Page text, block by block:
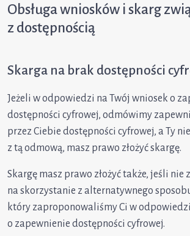
Obsługa wniosków i skarg
z dostępnością
Skarga na brak dostępności
Jeżeli w odpowiedzi na Twój wniosek o
dostępności cyfrowej, odmówimy
przez Ciebie dostępności cyfrowej, a Ty
z tą odmową, masz prawo złożyć skargę.
Skargę masz prawo złożyć także, jeśli nie
na skorzystanie z alternatywnego
który zaproponowaliśmy Ci w
o zapewnienie dostępności cyfrowej.